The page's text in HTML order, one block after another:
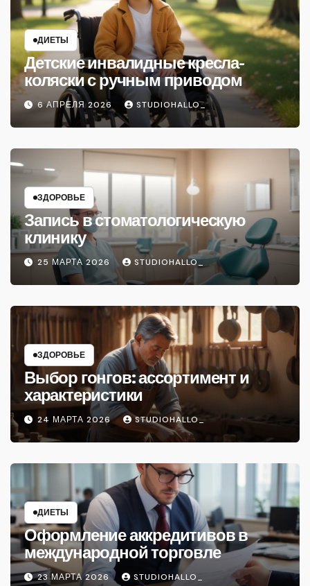
ДИЕТЫ
Детские инвалидные кресла-
коляски с ручным приводом
6 АПРЕЛЯ 2026 STUDIOHALLO_
ЗДОРОВЬЕ
Запись в стоматологическую
клинику
25 МАРТА 2026 STUDIOHALLO_
ЗДОРОВЬЕ
Выбор гонгов: ассортимент и
характеристики
24 МАРТА 2026 STUDIOHALLO_
ДИЕТЫ
Оформление аккредитивов в
международной торговле
23 МАРТА 2026 STUDIOHALLO_